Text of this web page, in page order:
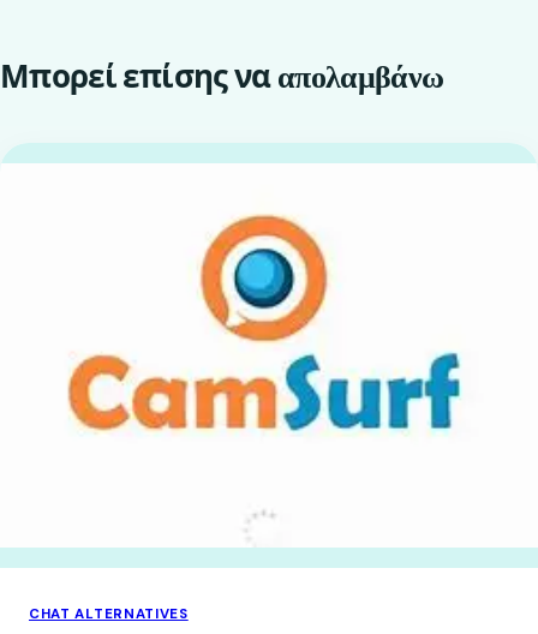
Μπορεί επίσης νααπολαμβάνω
CHAT ALTERNATIVES